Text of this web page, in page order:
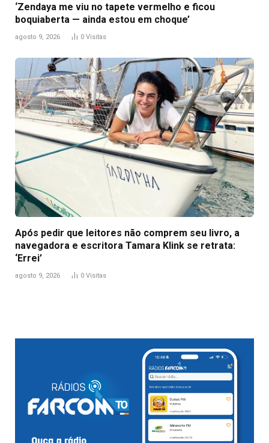
‘Zendaya me viu no tapete vermelho e ficou
boquiaberta — ainda estou em choque’
agosto 9, 2026 0 Visitas
Após pedir que leitores não comprem seu livro, a
navegadora e escritora Tamara Klink se retrata:
‘Errei’
agosto 9, 2026 0 Visitas